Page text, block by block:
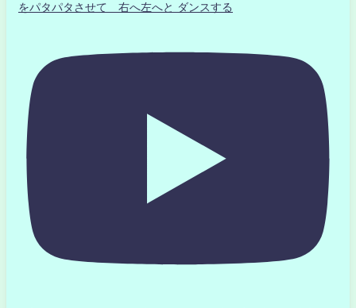
をパタパタさせて 右へ左へと ダンスする